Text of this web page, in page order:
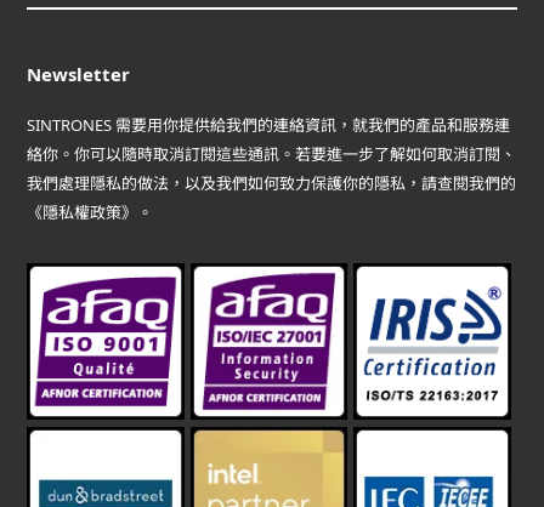
Newsletter
SINTRONES 需要用你提供給我們的連絡資訊，就我們的產品和服務連
絡你。你可以隨時取消訂閱這些通訊。若要進一步了解如何取消訂閱、
我們處理隱私的做法，以及我們如何致力保護你的隱私，請查閱我們的
《隱私權政策》。